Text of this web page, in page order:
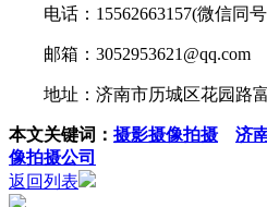
电话：15562663157(微信同
邮箱：3052953621@qq.com
地址：济南市历城区花园路
本文关键词： 摄影摄像拍摄 济
像拍摄公司
返回列表